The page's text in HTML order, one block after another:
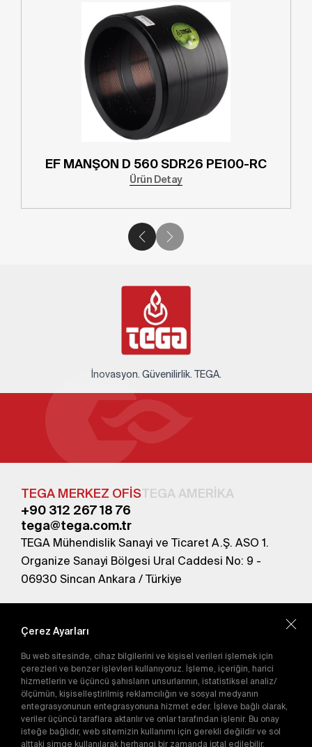
EF MANŞON D 560 SDR26 PE100-RC
Ürün Detay
İnovasyon. Güvenilirlik. TEGA.
TEGA MERKEZ OFİSTEGA AMERİKA
+90 312 267 18 76
tega@tega.com.tr
TEGA Mühendislik Sanayi ve Ticaret A.Ş. ASO 1.
Organize Sanayi Bölgesi Ural Caddesi No: 9 -
06930 Sincan Ankara / Türkiye
abone olun.
Gönder
Abone olarakGizlilik Politikası'nı
kabul etmiş
olursunuz.
Çerez Ayarları
Bu web sitesinde, cihaz bilgilerini ve kişisel verileri işlemek için
çerezleri ve benzer işlevleri kullanıyoruz. İşleme, içeriğin, harici
hizmetlerin ve üçüncü şahısların unsurlarının, istatistiksel analiz/
ölçümün, kişiselleştirilmiş reklamcılığın ve sosyal medyanın
entegrasyonunun entegrasyonuna hizmet eder. İşleve bağlı olarak,
veriler üçüncü taraflara aktarılır ve onlar tarafından işlenir. Bu onay
isteğe bağlıdır, web sitemizin kullanımı için gerekli değildir ve sol
alttaki simge kullanılarak herhangi bir zamanda iptal edilebilir.